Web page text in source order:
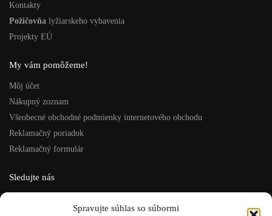
Spravujte súhlas so súbormi
Kontakty
Požičovňa lyžiarskeho vybavenia
Projekty EÚ
My vám pomôžeme!
Môj účet
Nákupný zoznam
Všeobecné obchodné podmienky internetového obchodu
Reklamačný poriadok
Reklamačný formulár
Sledujte nás